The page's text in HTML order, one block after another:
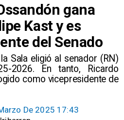
gana
Kast y es
del Senado
Sala eligió al senador (RN)
2026. En tanto, Ricardo
como vicepresidente de
De 2025 17:43